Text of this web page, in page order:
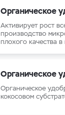
Органическое
Активирует рост
производство
плохого качества
Органическое
Органическое
кокосовом